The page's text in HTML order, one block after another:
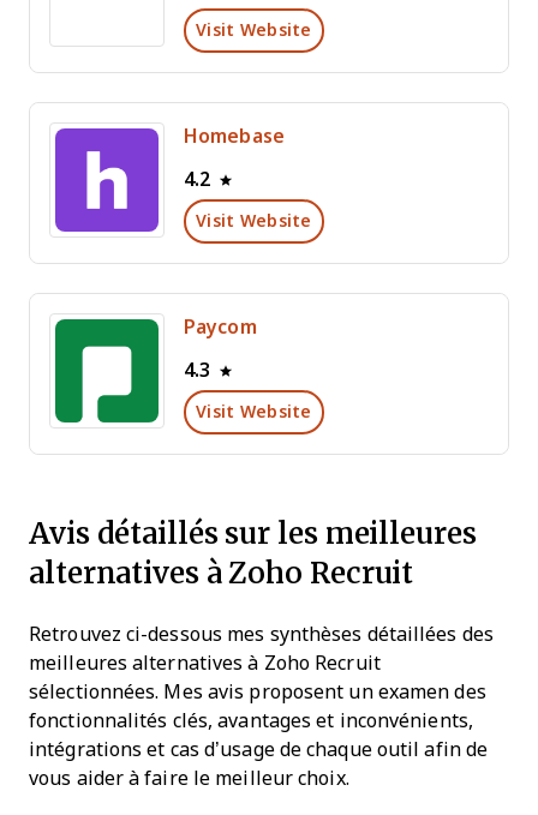
Visit Website
Homebase
4.2
Visit Website
Paycom
4.3
Visit Website
Avis détaillés sur les meilleures
alternatives à Zoho Recruit
Retrouvez ci-dessous mes synthèses détaillées des
meilleures alternatives à Zoho Recruit
sélectionnées. Mes avis proposent un examen des
fonctionnalités clés, avantages et inconvénients,
intégrations et cas d’usage de chaque outil afin de
vous aider à faire le meilleur choix.